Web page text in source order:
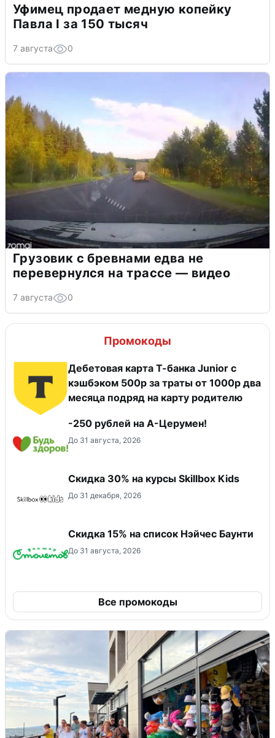
Уфимец продает медную копейку
Павла I за 150 тысяч
7 августа 0
Грузовик с бревнами едва не
перевернулся на трассе — видео
7 августа 0
Промокоды
Дебетовая карта Т-банка Junior с
кэшбэком 500р за траты от 1000р два
месяца подряд на карту родителю
-250 рублей на А-Церумен!
До 31 августа, 2026
Скидка 30% на курсы Skillbox Kids
До 31 декабря, 2026
Скидка 15% на список Нэйчес Баунти
До 31 августа, 2026
Все промокоды